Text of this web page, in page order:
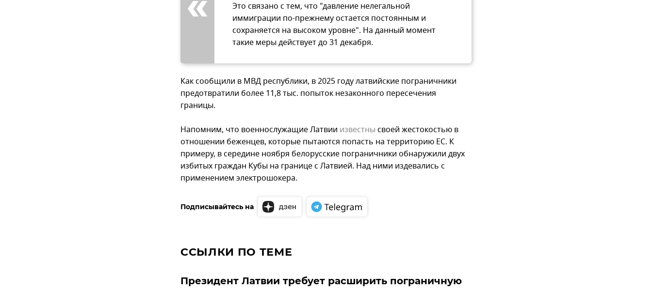
Это связано с тем, что "давление нелегальной
иммиграции по-прежнему остается постоянным и
сохраняется на высоком уровне". На данный момент
такие меры действует до 31 декабря.
Как сообщили в МВД республики, в 2025 году латвийские пограничники
предотвратили более 11,8 тыс. попыток незаконного пересечения
границы.
Напомним, что военнослужащие Латвии известны своей жестокостью в
отношении беженцев, которые пытаются попасть на территорию ЕС. К
примеру, в середине ноября белорусские пограничники обнаружили двух
избитых граждан Кубы на границе с Латвией. Над ними издевались с
применением электрошокера.
Подписывайтесь на
ССЫЛКИ ПО ТЕМЕ
Президент Латвии требует расширить пограничную